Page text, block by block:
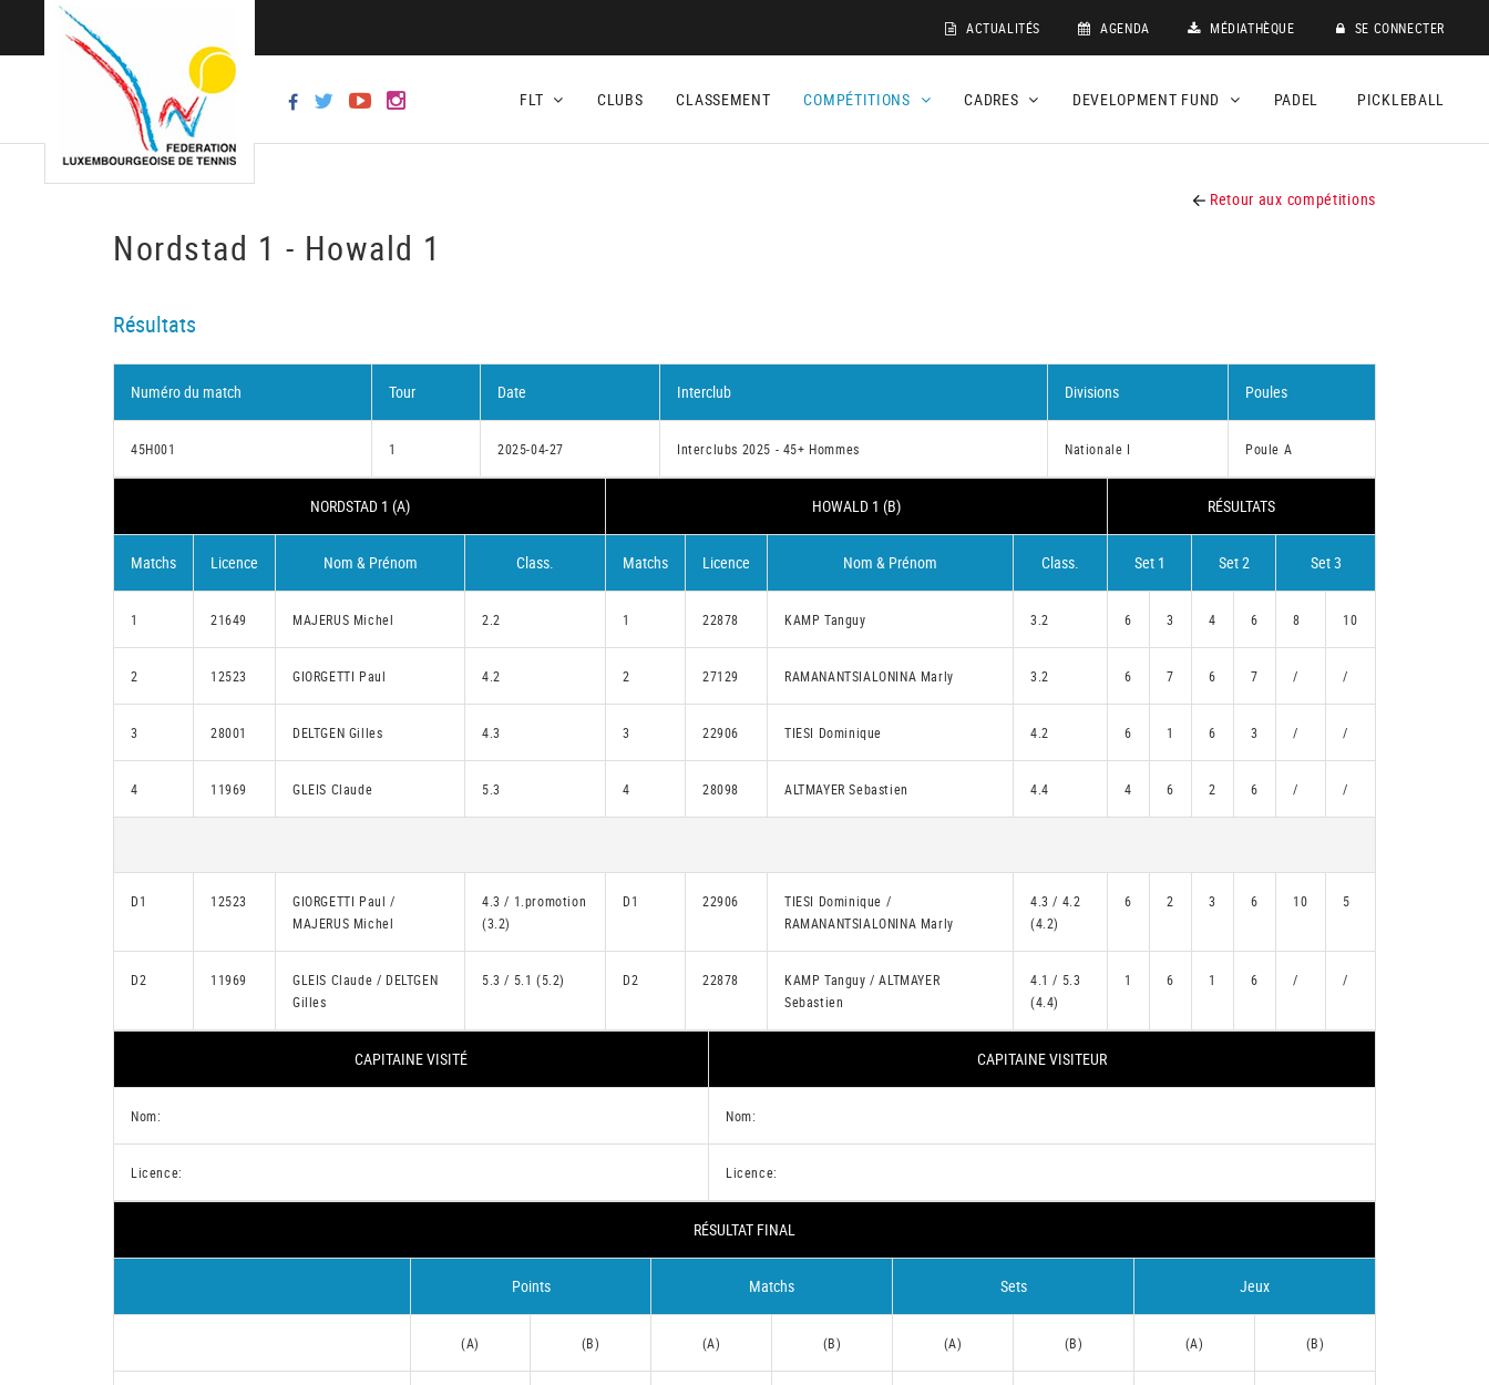
ACTUALITÉS AGENDA MÉDIATHÈQUE SE CONNECTER
FLT CLUBS CLASSEMENT COMPÉTITIONS CADRES DEVELOPMENT FUND PADEL PICKLEBALL
Retour aux compétitions
Nordstad 1 - Howald 1
Résultats
Numéro du match Tour Date Interclub Divisions Poules
45H001 1 2025-04-27 Interclubs 2025 - 45+ Hommes Nationale I Poule A
NORDSTAD 1 (A) HOWALD 1 (B) RÉSULTATS
Matchs Licence Nom & Prénom Class. Matchs Licence Nom & Prénom Class. Set 1 Set 2 Set 3
1 21649 MAJERUS Michel 2.2 1 22878 KAMP Tanguy 3.2 6 3 4 6 8 10
2 12523 GIORGETTI Paul 4.2 2 27129 RAMANANTSIALONINA Marly 3.2 6 7 6 7 / /
3 28001 DELTGEN Gilles 4.3 3 22906 TIESI Dominique 4.2 6 1 6 3 / /
4 11969 GLEIS Claude 5.3 4 28098 ALTMAYER Sebastien 4.4 4 6 2 6 / /
D1 12523
GIORGETTI Paul /
MAJERUS Michel
4.3 / 1.promotion
(3.2)
D1 22906
TIESI Dominique /
RAMANANTSIALONINA Marly
4.3 / 4.2
(4.2)
6 2 3 6 10 5
D2 11969
GLEIS Claude / DELTGEN
Gilles
5.3 / 5.1 (5.2) D2 22878
KAMP Tanguy / ALTMAYER
Sebastien
4.1 / 5.3
(4.4)
1 6 1 6 / /
CAPITAINE VISITÉ CAPITAINE VISITEUR
Nom: Nom:
Licence: Licence:
RÉSULTAT FINAL
Points Matchs Sets Jeux
(A) (B) (A) (B) (A) (B) (A) (B)